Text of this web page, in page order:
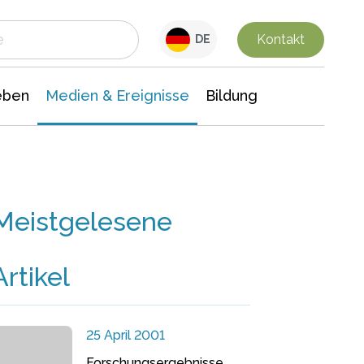
DE Kontakt
Medien & Ereignisse Bildung
25 April 2001